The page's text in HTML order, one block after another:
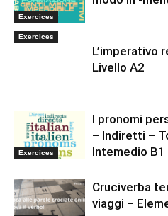
Exercices
Exercices
L’imperativo
Livello A2
Exercices
I pronomi
– Indiretti –
Intemedio B1
Cruciverba
viaggi –